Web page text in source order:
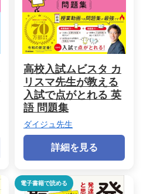
高校入試ムビスタ カ
リスマ先生が教える
入試で点がとれる 英
語 問題集
ダイジュ先生
詳細を見る
電子書籍で読める